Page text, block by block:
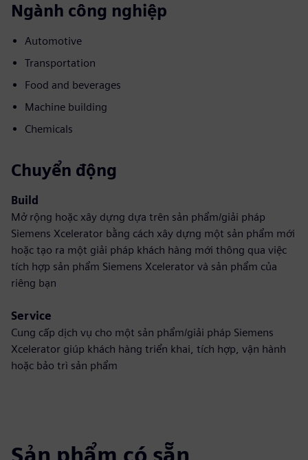
Ngành công nghiệp
Automotive
Transportation
Food and beverages
Machine building
Chemicals
Chuyển động
Build
Mở rộng hoặc xây dựng dựa trên sản phẩm/giải pháp
Siemens Xcelerator bằng cách xây dựng một sản phẩm mới
hoặc tạo ra một giải pháp khách hàng mới thông qua việc
tích hợp sản phẩm Siemens Xcelerator và sản phẩm của
riêng bạn
Service
Cung cấp dịch vụ cho một sản phẩm/giải pháp Siemens
Xcelerator giúp khách hàng triển khai, tích hợp, vận hành
hoặc bảo trì sản phẩm